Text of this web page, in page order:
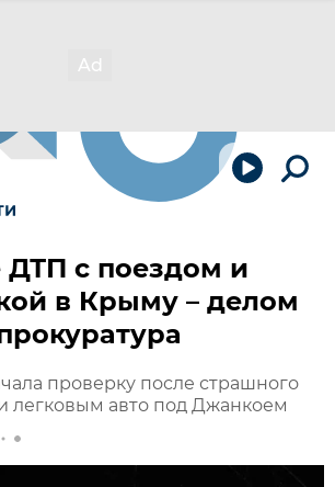
с поездом и
в Крыму – делом
проверку после страшного
легковым авто под Джанкоем